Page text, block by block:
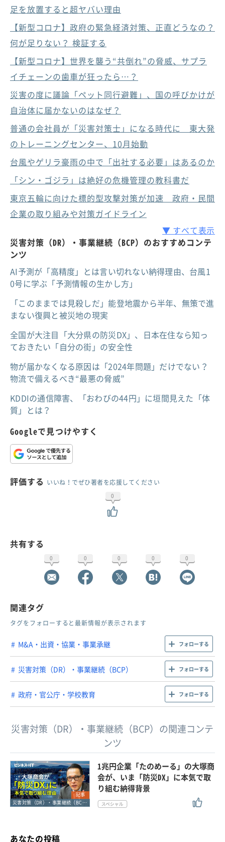
足を放置すると超ヤバい理由
【新型コロナ】政府の緊急経済対策、正直どうなの？
何が足りない？ 検証する
【新型コロナ】世界を襲う“共倒れ”の脅威、サプラ
イチェーンの歯車が狂ったら…？
災害の度に議論「ペット同行避難」、国の呼びかけが
自治体に届かないのはなぜ？
普通の会社員が「災害対策士」になる時代に 東大発
のトレーニングセンター、10月始動
台風やゲリラ豪雨の中で「出社する必要」はあるのか
「シン・ゴジラ」は絶好の危機管理の教科書だ
東京五輪に向けた標的型攻撃対策が加速 政府・民間
企業の取り組みや対策ガイドライン
▼ すべて表示
災害対策（DR）・事業継続（BCP）のおすすめコンテ
ンツ
AI予測が「高精度」とは言い切れない納得理由、台風1
0号に学ぶ「予測情報の生かし方」
「このままでは見殺しだ」能登地震から半年、無策で進
まない復興と被災地の現実
全国が大注目「大分県の防災DX」、日本在住なら知っ
ておきたい「自分の街」の安全性
物が届かなくなる原因は「2024年問題」だけでない？
物流で備えるべき“最悪の脅威”
KDDIの通信障害、「おわびの44円」に垣間見えた「体
質」とは？
Googleで見つけやすく
評価する いいね！でぜひ著者を応援してください
0
共有する
0 0 0 0 0
関連タグ
タグをフォローすると最新情報が表示されます
M&A・出資・協業・事業承継 フォローする
災害対策（DR）・事業継続（BCP） フォローする
政府・官公庁・学校教育 フォローする
災害対策（DR）・事業継続（BCP）の関連コンテ
ンツ
記事
災害対策（DR）・事業継続（BCP）
1兆円企業「たのめーる」の大塚商
会が、いま「防災DX」に本気で取
り組む納得背景
あなたの投稿